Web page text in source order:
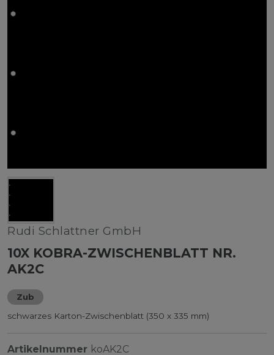
Rudi Schlattner GmbH
10X KOBRA-ZWISCHENBLATT NR.
AK2C
Zub
schwarzes Karton-Zwischenblatt (350 x 335 mm)
Artikelnummer koAK2C